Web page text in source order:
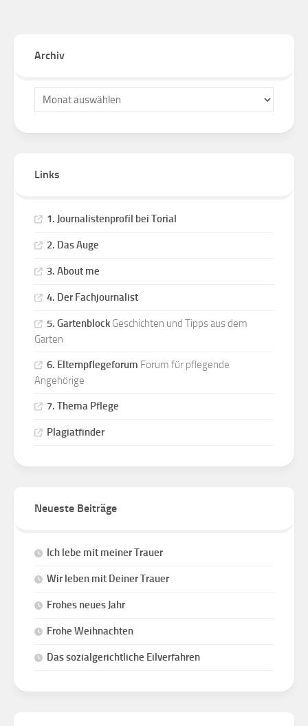
Archiv
Links
1. Journalistenprofil bei Torial
2. Das Auge
3. About me
4. Der Fachjournalist
5. Gartenblock Geschichten und Tipps aus dem
Garten
6. Elternpflegeforum Forum für pflegende
Angehörige
7. Thema Pflege
Plagiatfinder
Neueste Beiträge
Ich lebe mit meiner Trauer
Wir leben mit Deiner Trauer
Frohes neues Jahr
Frohe Weihnachten
Das sozialgerichtliche Eilverfahren